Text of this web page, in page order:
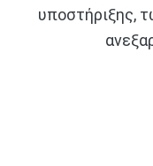
υποστήριξης,